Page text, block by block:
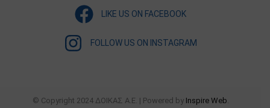
LIKE US ON FACEBOOK
FOLLOW US ON INSTAGRAM
© Copyright 2024 ΔΟΙΚΑΣ Α.Ε. | Powered by Inspire Web.